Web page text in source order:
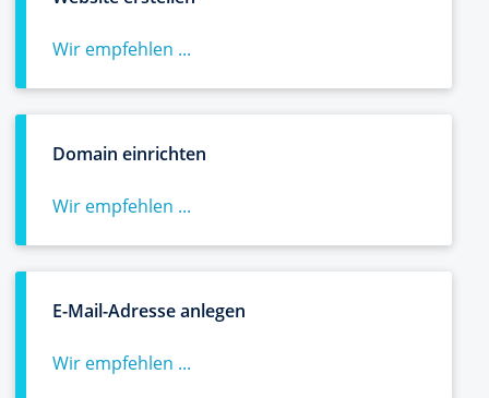
Wir empfehlen ...
Domain einrichten
Wir empfehlen ...
E-Mail-Adresse anlegen
Wir empfehlen ...